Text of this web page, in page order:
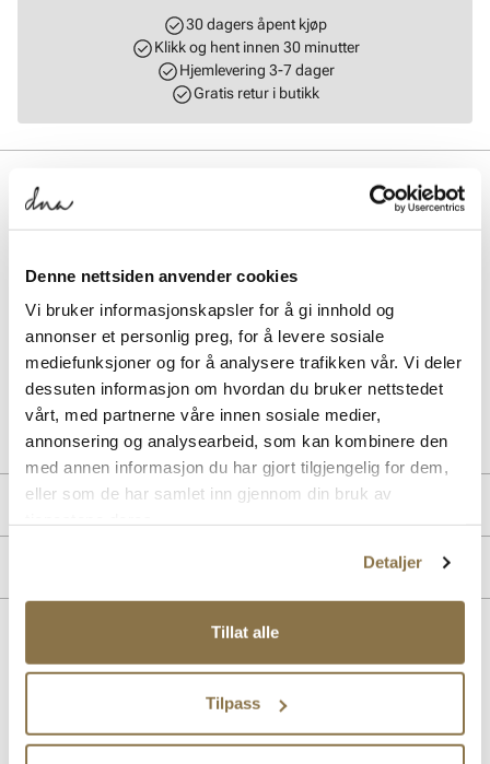
Denne nettsiden anvender cookies
Vi bruker informasjonskapsler for å gi innhold og
annonser et personlig preg, for å levere sosiale
mediefunksjoner og for å analysere trafikken vår. Vi deler
dessuten informasjon om hvordan du bruker nettstedet
vårt, med partnerne våre innen sosiale medier,
annonsering og analysearbeid, som kan kombinere den
med annen informasjon du har gjort tilgjengelig for dem,
eller som de har samlet inn gjennom din bruk av
Detaljer
Tillat alle
Tilpass
30 dagers åpent kjøp
Klikk og hent innen 30 minutter
Hjemlevering 3-7 dager
Gratis retur i butikk
BESKRIVELSE
Back to school! Sporty, lett og polstret shopper veske fra Unified.
til skole, jobb og shopping. Stort rom på innsiden med en
glidelåslomme i front. Vesken lukkes enkelt med en glidelåslukking
på toppen. Modellen har også en justerbar og avtagbar skulderrem i
tekstil. Vesken er vegansk. Mål: L = 38 cm, H = 30 cm, B = 16 cm
Art. nr. 96757400
8054
PRODUKTDETALJER